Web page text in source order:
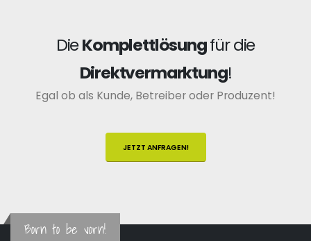
DieKomplettlösungfür die
Direktvermarktung!
Egal ob als Kunde, Betreiber oder Produzent!
JETZT ANFRAGEN!
Born to be vorn!